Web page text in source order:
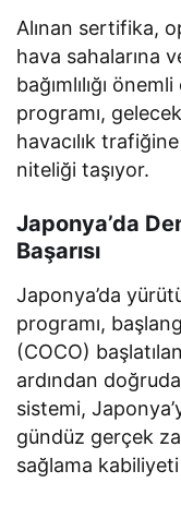
Alınan sertifika,
hava sahalarına
bağımlılığı
programı,
havacılık
niteliği taşıyor.
Japonya’da
Başarısı
Japonya’da
programı,
(COCO)
ardından
sistemi,
gündüz gerçek
sağlama